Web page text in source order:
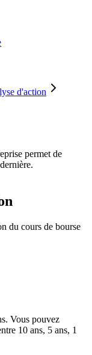
d'action
permet de
du cours de bourse
Vous pouvez
10 ans, 5 ans, 1